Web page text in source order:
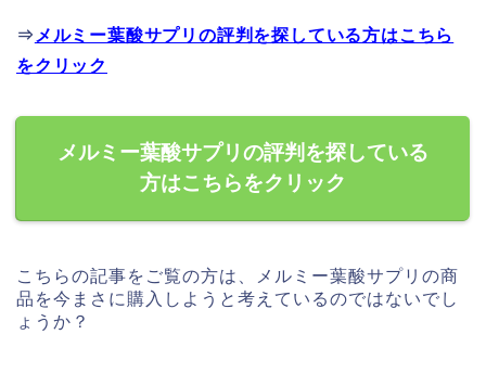
⇒ メルミー葉酸サプリの評判を探している方はこちら
をクリック
メルミー葉酸サプリの評判を探している
方はこちらをクリック
こちらの記事をご覧の方は、メルミー葉酸サプリの商
品を今まさに購入しようと考えているのではないでし
ょうか？